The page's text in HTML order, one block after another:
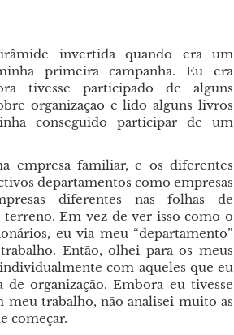
invertida quando era um
primeira campanha. Eu era
tivesse participado de alguns
organização e lido alguns livros
conseguido participar de um
empresa familiar, e os diferentes
departamentos como empresas
diferentes nas folhas de
Em vez de ver isso como o
eu via meu “departamento”
Então, olhei para os meus
com aqueles que eu
organização. Embora eu tivesse
trabalho, não analisei muito as
começar.